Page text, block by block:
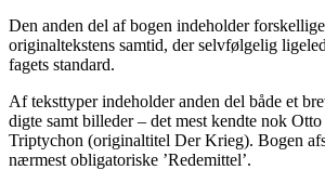
Den anden del af bogen indeholder
originaltekstens samtid, der selvfølgelig
fagets standard.
Af teksttyper indeholder anden del både et
digte samt billeder – det mest kendte nok
Triptychon (originaltitel Der Krieg). Bogen
nærmest obligatoriske ’Redemittel’.